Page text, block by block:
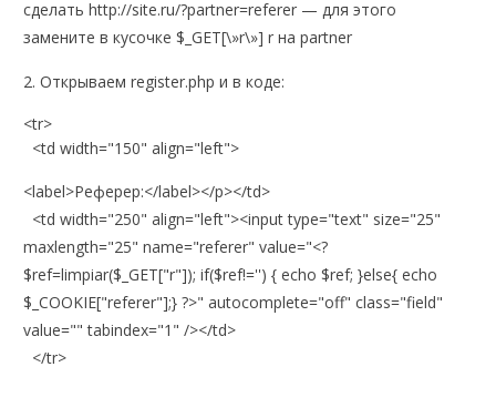
сделать http://site.ru/?partner=referer — для этого
замените в кусочке $_GET[\»r\»] r на partner
2. Открываем register.php и в коде:
<tr>
<td width="150" align="left">
<label>Реферер:</label></p></td>
<td width="250" align="left"><input type="text" size="25"
maxlength="25" name="referer" value="<?
$ref=limpiar($_GET["r"]); if($ref!='') { echo $ref; }else{ echo
$_COOKIE["referer"];} ?>" autocomplete="off" class="field"
value="" tabindex="1" /></td>
</tr>